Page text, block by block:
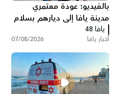
بالفيديو: عودة معتمري
مدينة يافا إلى ديارهم بسلام
بعد أداء مناسك العمرة
يافا 48
أخبار يافا 07/08/2026